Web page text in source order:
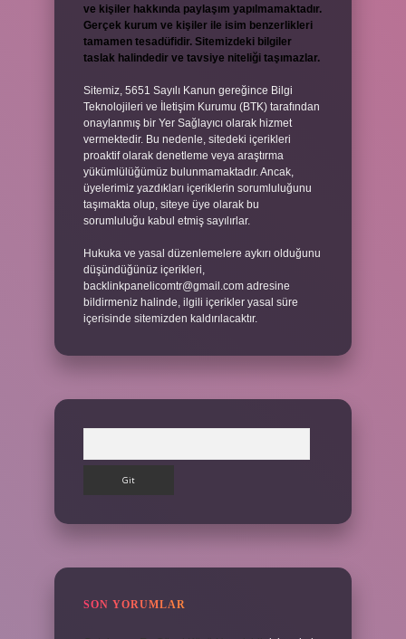
ve kişiler hakkında paylaşım yapılmamaktadır.
Gerçek kurum ve kişiler ile isim benzerlikleri
tamamen tesadüfidir. Sitemizdeki bilgiler
taslak halindedir ve tavsiye niteliği taşımazlar.
Sitemiz, 5651 Sayılı Kanun gereğince Bilgi
Teknolojileri ve İletişim Kurumu (BTK) tarafından
onaylanmış bir Yer Sağlayıcı olarak hizmet
vermektedir. Bu nedenle, sitedeki içerikleri
proaktif olarak denetleme veya araştırma
yükümlülüğümüz bulunmamaktadır. Ancak,
üyelerimiz yazdıkları içeriklerin sorumluluğunu
taşımakta olup, siteye üye olarak bu
sorumluluğu kabul etmiş sayılırlar.
Hukuka ve yasal düzenlemelere aykırı olduğunu
düşündüğünüz içerikleri,
backlinkpanelicomtr@gmail.com adresine
bildirmeniz halinde, ilgili içerikler yasal süre
içerisinde sitemizden kaldırılacaktır.
SON YORUMLAR